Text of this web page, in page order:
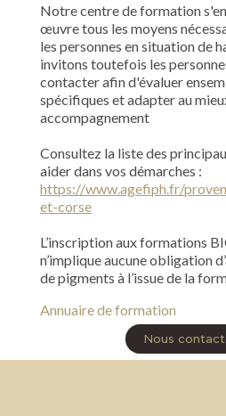
Notre centre de formation
œuvre tous les moyens
les personnes en situation de
invitons toutefois les
contacter afin d'évaluer
spécifiques et adapter au
accompagnement
Consultez la liste des
aider dans vos démarches :
https://www.agefiph.fr/
et-corse
L’inscription aux formations
n’implique aucune obligation
de pigments à l’issue de la
Annuaire de formation
Nous